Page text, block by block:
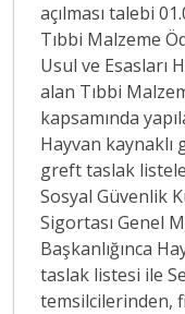
açılması talebi
Tıbbi Malzeme
Usul ve Esasları
alan Tıbbi
kapsamında
Hayvan
greft taslak
Sosyal Güvenlik
Sigortası Genel
Başkanlığınca
taslak listesi ile
temsilcilerinden,